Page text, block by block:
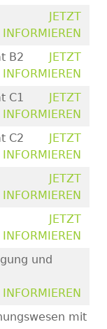
JETZT
INFORMIEREN
B2
JETZT
INFORMIEREN
C1
JETZT
INFORMIEREN
C2
JETZT
INFORMIEREN
JETZT
INFORMIEREN
JETZT
INFORMIEREN
und
INFORMIEREN
mit